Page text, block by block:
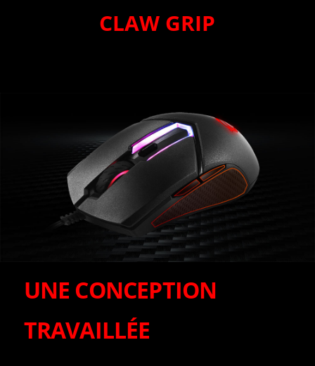
CLAW GRIP
UNE CONCEPTION
TRAVAILLÉE